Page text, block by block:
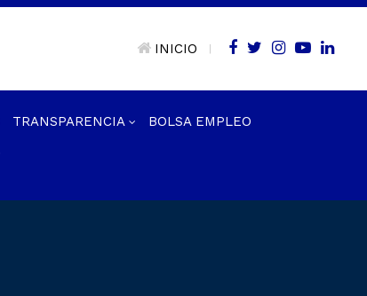
INICIO
TRANSPARENCIA BOLSA EMPLEO